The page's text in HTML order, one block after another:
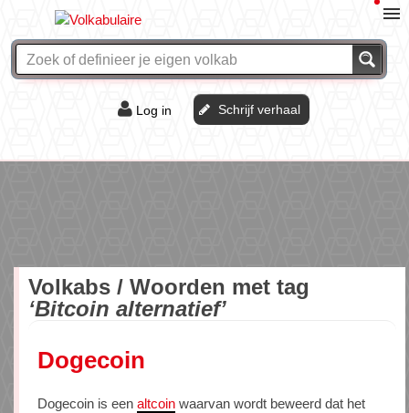
Log in Schrijf verhaal
Volkabs / Woorden met tag
‘Bitcoin alternatief’
Dogecoin
Dogecoin is een altcoin waarvan wordt beweerd dat het